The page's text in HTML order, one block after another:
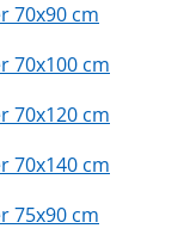
70x90 cm
70x100 cm
70x120 cm
70x140 cm
75x90 cm